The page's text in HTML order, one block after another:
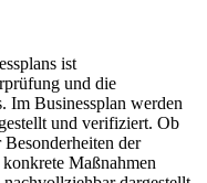
ist
und die
Im Businessplan werden
und verifiziert. Ob
der
Maßnahmen